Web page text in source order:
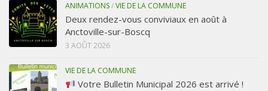
ANIMATIONS/VIE DE LA COMMUNE
Deux rendez-vous conviviaux en août à
Anctoville-sur-Boscq
3 AOÛT 2026
VIE DE LA COMMUNE
Votre Bulletin Municipal 2026 est arrivé !